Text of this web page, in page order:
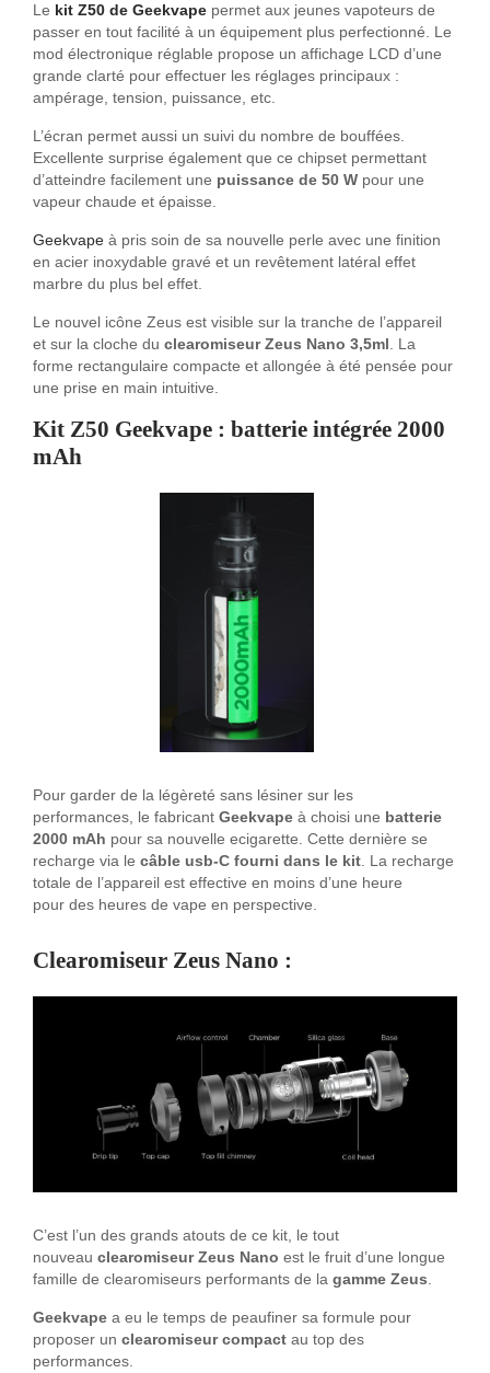
Le kit Z50 de Geekvape permet aux jeunes vapoteurs de
passer en tout facilité à un équipement plus perfectionné. Le
mod électronique réglable propose un affichage LCD d’une
grande clarté pour effectuer les réglages principaux :
ampérage, tension, puissance, etc.
L’écran permet aussi un suivi du nombre de bouffées.
Excellente surprise également que ce chipset permettant
d’atteindre facilement une puissance de 50 W pour une
vapeur chaude et épaisse.
Geekvape à pris soin de sa nouvelle perle avec une finition
en acier inoxydable gravé et un revêtement latéral effet
marbre du plus bel effet.
Le nouvel icône Zeus est visible sur la tranche de l’appareil
et sur la cloche du clearomiseur Zeus Nano 3,5ml . La
forme rectangulaire compacte et allongée à été pensée pour
une prise en main intuitive.
Kit Z50 Geekvape : batterie intégrée 2000
mAh
Pour garder de la légèreté sans lésiner sur les
performances, le fabricant Geekvape à choisi une batterie
2000 mAh pour sa nouvelle ecigarette. Cette dernière se
recharge via le câble usb-C fourni dans le kit . La recharge
totale de l’appareil est effective en moins d’une heure
pour des heures de vape en perspective.
Clearomiseur Zeus Nano :
C’est l’un des grands atouts de ce kit, le tout
nouveau clearomiseur Zeus Nano est le fruit d’une longue
famille de clearomiseurs performants de la gamme Zeus.
Geekvape a eu le temps de peaufiner sa formule pour
proposer un clearomiseur compact au top des
performances.